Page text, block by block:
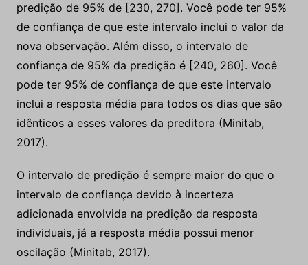
predição de 95% de [230, 270]. Você pode ter 95%
de confiança de que este intervalo inclui o valor da
nova observação. Além disso, o intervalo de
confiança de 95% da predição é [240, 260]. Você
pode ter 95% de confiança de que este intervalo
inclui a resposta média para todos os dias que são
idênticos a esses valores da preditora (Minitab,
2017).
O intervalo de predição é sempre maior do que o
intervalo de confiança devido à incerteza
adicionada envolvida na predição da resposta
individuais, já a resposta média possui menor
oscilação (Minitab, 2017).